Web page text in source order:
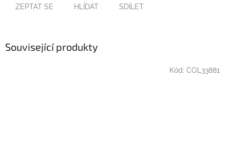
ZEPTAT SE HLÍDAT SDÍLET
Související produkty
Kód: COL33881